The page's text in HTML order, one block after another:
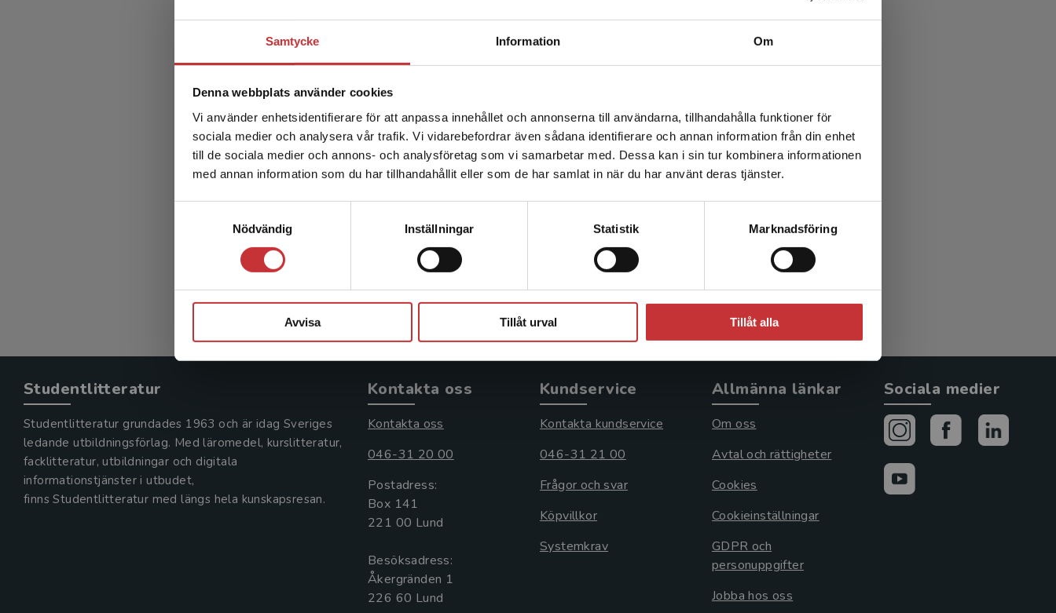
Samtycke Information Om
Denna webbplats använder cookies
Vi använder enhetsidentifierare för att anpassa innehållet och annonserna till användarna, tillhandahålla funktioner för
sociala medier och analysera vår trafik. Vi vidarebefordrar även sådana identifierare och annan information från din enhet
till de sociala medier och annons- och analysföretag som vi samarbetar med. Dessa kan i sin tur kombinera informationen
med annan information som du har tillhandahållit eller som de har samlat in när du har använt deras tjänster.
Nödvändig
Inställningar Statistik Marknadsföring
Avvisa Tillåt urval Tillåt alla
Begränsad fraktregion
Det verkar som att du besöker studentlitteratur.se via en
enhet utanför Sverige. Vi erbjuder inte leveranser utanför
Sverige. För att kunna slutföra ett köp måste
leveransadressen vara i Sverige.Läs mer
Klassisk och modern
Andersen, H - Kaspersen, L B (red.)
496 kr inkl. moms
Studentlitteratur
Studentlitteratur grundades 1963 och är idag Sveriges
ledande utbildningsförlag. Med läromedel, kurslitteratur,
facklitteratur, utbildningar och digitala
informationstjänster i utbudet,
finns Studentlitteratur med längs hela kunskapsresan.
Kontakta oss
Kontakta oss
046-31 20 00
Postadress:
Box 141
221 00 Lund
Besöksadress:
Åkergränden 1
Kundservice
Kontakta kundservice
046-31 21 00
Frågor och svar
Köpvillkor
Systemkrav
Allmänna länkar
Om oss
Avtal och rättigheter
Cookies
Cookieinställningar
GDPR och
personuppgifter
Jobba hos oss
Sociala medier